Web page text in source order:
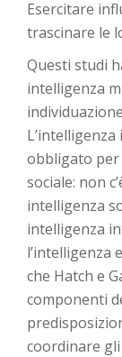
Esercitare
trascinare le
Questi studi
intelligenza
obbligato per
sociale: non
intelligenza
intelligenza
l’intelligenza
che Hatch e
componenti
coordinare